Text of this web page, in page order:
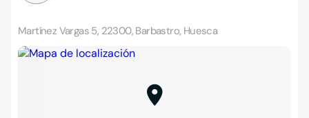
Martínez Vargas 5, 22300, Barbastro, Huesca